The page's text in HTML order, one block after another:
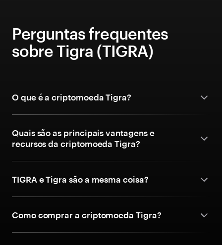
Perguntas frequentes
sobre Tigra (TIGRA)
O que é a criptomoeda Tigra?
Quais são as principais vantagens e
recursos da criptomoeda Tigra?
TIGRA e Tigra são a mesma coisa?
Como comprar a criptomoeda Tigra?